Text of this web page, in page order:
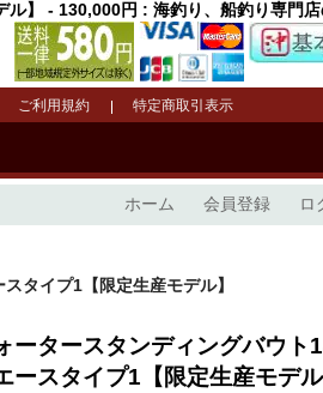
】 - 130,000円 : 海釣り、船釣り専門
ご利用規約 特定商取引表示
ホーム 会員登録 ロ
タイプ1【限定生産モデル】
ータースタンディングバウト
ースタイプ1【限定生産モデル